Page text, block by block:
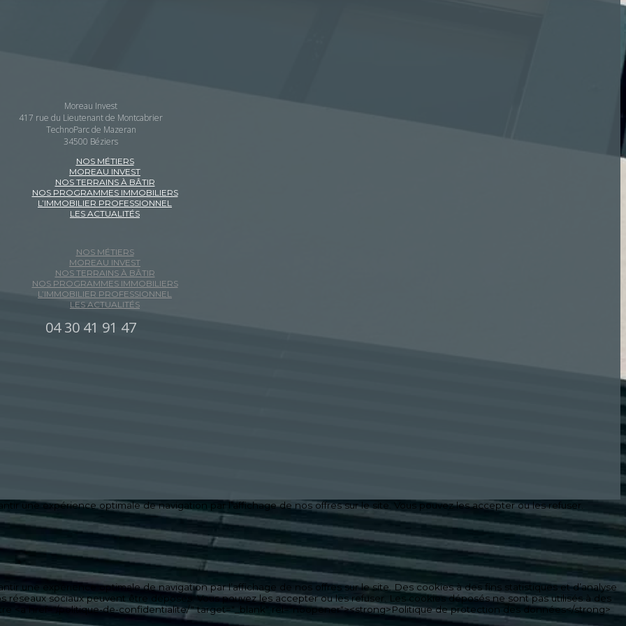
Moreau Invest
417 rue du Lieutenant de Montcabrier
TechnoParc de Mazeran
34500 Béziers
NOS MÉTIERS
MOREAU INVEST
NOS TERRAINS À BÂTIR
NOS PROGRAMMES IMMOBILIERS
L’IMMOBILIER PROFESSIONNEL
LES ACTUALITÉS
NOS MÉTIERS
MOREAU INVEST
NOS TERRAINS À BÂTIR
NOS PROGRAMMES IMMOBILIERS
L’IMMOBILIER PROFESSIONNEL
LES ACTUALITÉS
04 30 41 91 47
une expérience optimale de navigation par l’affichage de nos offres sur le site. Vous pouvez les accepter ou les refuser.
une expérience optimale de navigation par l’affichage de nos offres sur le site. Des cookies à des fins statistiques et d’analyse
sociaux peuvent être déposés. Vous pouvez les accepter ou les refuser. Les cookies déposés ne sont pas utilisés à des
<a href="/politique-de-confidentialite/" target="_blank" rel="noopener"><strong>Politique de protection des données</strong>